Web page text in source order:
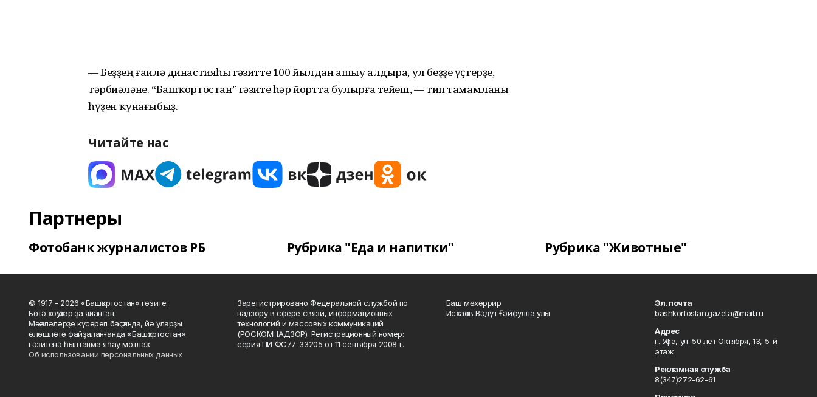
— Беҙҙең ғаилә династияһы гәзитте 100 йылдан ашыу алдыра, ул беҙҙе үҫтерҙе,
тәрбиәләне. “Башҡортостан” гәзите һәр йортта булырға тейеш, — тип тамамланы
һүҙен ҡунағыбыҙ.
Читайте нас
Партнеры
Фотобанк журналистов РБ Рубрика "Еда и напитки" Рубрика "Животные"
© 1917 - 2026 «Башҡортостан» гәзите.
Бөтә хоҡуҡтар ҙа яҡланған.
Мәҡәләләрҙе күсереп баҫҡанда, йә уларҙы
өлөшләтә файҙаланғанда «Башҡортостан»
гәзитенә һылтанма яһау мотлаҡ.
Об использовании персональных данных
Зарегистрировано Федеральной службой по
надзору в сфере связи, информационных
технологий и массовых коммуникаций
(РОСКОМНАДЗОР). Регистрационный номер:
серия ПИ ФС77-33205 от 11 сентября 2008 г.
Баш мөхәррир
Исхаҡов Вәдүт Ғәйфулла улы
Эл. почта
bashkortostan.gazeta@mail.ru
Адрес
г. Уфа, ул. 50 лет Октября, 13, 5-й
этаж
Рекламная служба
8(347)272-62-61